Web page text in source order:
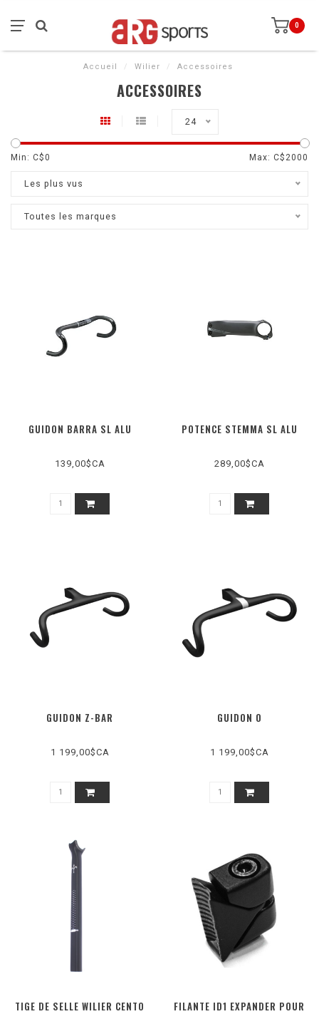
0
Accueil / Wilier / Accessoires
ACCESSOIRES
24
Min: C$0 Max: C$ 2000
Les plus vus
Toutes les marques
GUIDON BARRA SL ALU
139,00$CA
POTENCE STEMMA SL ALU
289,00$CA
GUIDON Z-BAR
1 199,00$CA
GUIDON 0
1 199,00$CA
TIGE DE SELLE WILIER CENTO
FILANTE ID1 EXPANDER POUR